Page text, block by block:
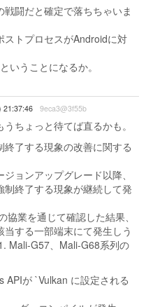
闘だと確定で落ちちゃいま
ストプロセスがAndroidに対
いうことになるか。
21:37:46 9eca3@3f55b
ちょっと待てば直るかも。
了する現象の改善に関する
ョンアップグレード以降、
終了する現象が継続して発
業を通じて確認した結果、
する一部端末にて発生しう
Mali-G57、Mali-G68系列の
APIが `Vulkan に設定される